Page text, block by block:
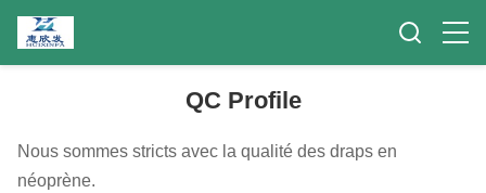
QC Profile
Nous sommes stricts avec la qualité des draps en
néoprène.